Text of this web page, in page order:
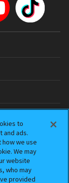
to
and ads.
we use
We may
website
who may
provided